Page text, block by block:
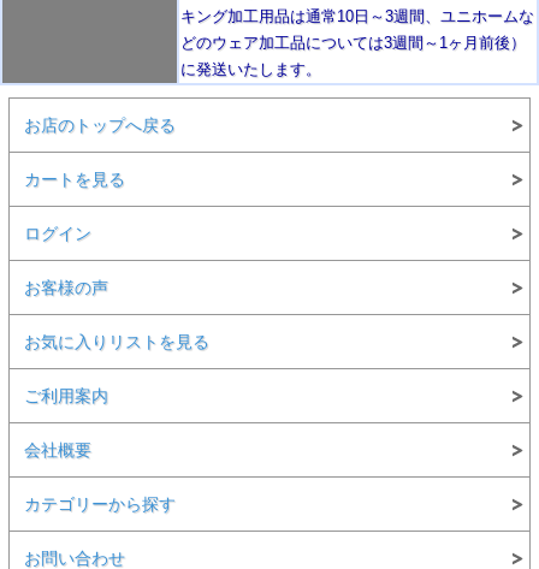
キング加工用品は通常10日 ～3週間 、ユニホームな
どのウェア加工品については3週間～ 1ヶ月前後 ）
に発送いたします。
お店のトップへ戻る
カートを見る
ログイン
お客様の声
お気に入りリストを見る
ご利用案内
会社概要
カテゴリーから探す
お問い合わせ